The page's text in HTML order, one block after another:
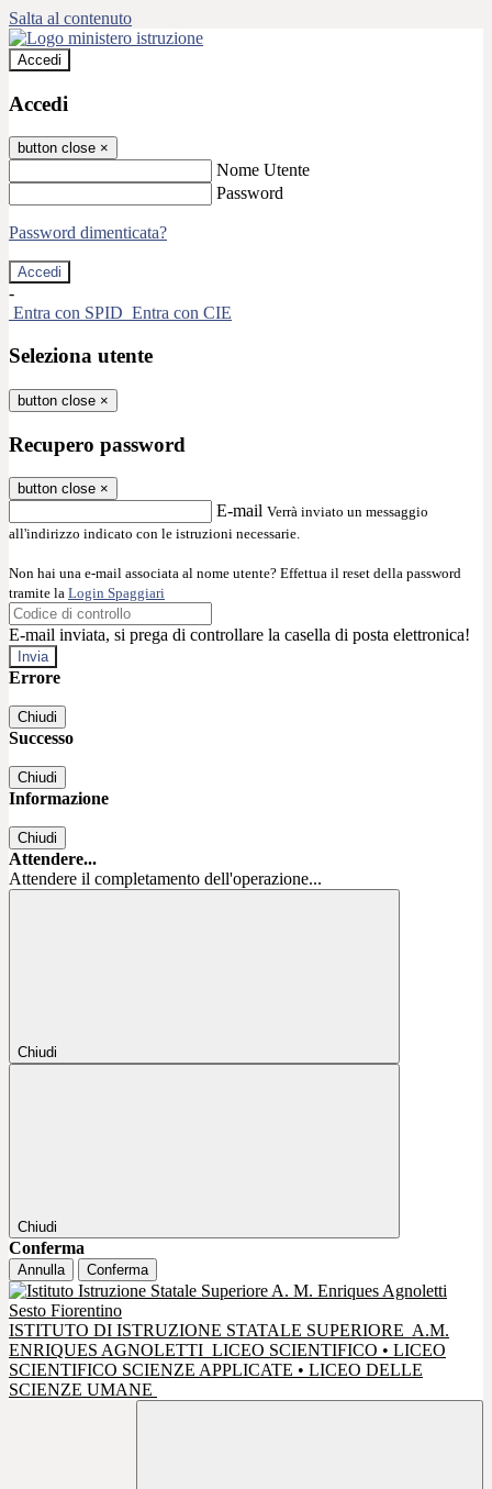
Salta al contenuto
Accedi
Accedi
button close ×
Nome Utente
Password
Password dimenticata?
-
Entra con SPID Entra con CIE
Seleziona utente
button close ×
Recupero password
button close ×
E-mail Verrà inviato un messaggio
all'indirizzo indicato con le istruzioni necessarie.
Non hai una e-mail associata al nome utente? Effettua il reset della password
tramite la Login Spaggiari
E-mail inviata, si prega di controllare la casella di posta elettronica!
Errore
Chiudi
Successo
Chiudi
Informazione
Chiudi
Attendere...
Attendere il completamento dell'operazione...
Chiudi
Chiudi
Conferma
Annulla Conferma
ISTITUTO DI ISTRUZIONE STATALE SUPERIORE A.M.
ENRIQUES AGNOLETTI LICEO SCIENTIFICO • LICEO
SCIENTIFICO SCIENZE APPLICATE • LICEO DELLE
SCIENZE UMANE